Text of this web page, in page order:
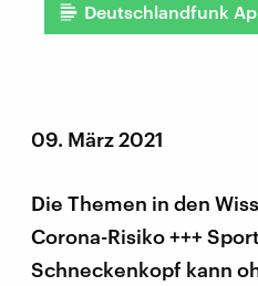
Deutschlandfunk
09. März 2021
Die Themen in den
Corona-Risiko +++
Schneckenkopf kann